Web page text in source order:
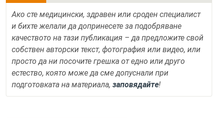
Ако сте медицински, здравен или сроден специалист
и бихте желали да допринесете за подобряване
качеството на тази публикация – да предложите свой
собствен авторски текст, фотография или видео, или
просто да ни посочите грешка от едно или друго
естество, която може да сме допуснали при
подготовката на материала, заповядайте!